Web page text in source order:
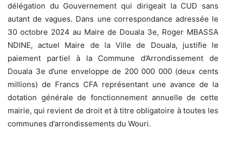
délégation du Gouvernement qui dirigeait la CUD sans
autant de vagues. Dans une correspondance adressée le
30 octobre 2024 au Maire de Douala 3e, Roger MBASSA
NDINE, actuel Maire de la Ville de Douala, justifie le
paiement partiel à la Commune d’Arrondissement de
Douala 3e d’une enveloppe de 200 000 000 (deux cents
millions) de Francs CFA représentant une avance de la
dotation générale de fonctionnement annuelle de cette
mairie, qui revient de droit et à titre obligatoire à toutes les
communes d’arrondissements du Wouri.